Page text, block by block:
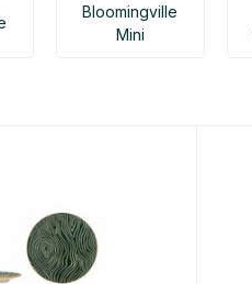
Bloomingville
Mini